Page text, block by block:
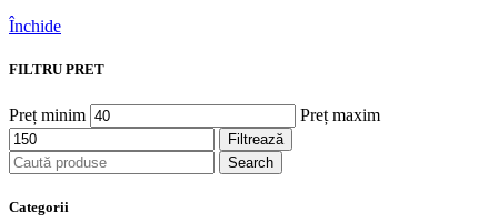
Închide
FILTRU PRET
Preț minim Preț maxim
Filtrează
Search
Categorii